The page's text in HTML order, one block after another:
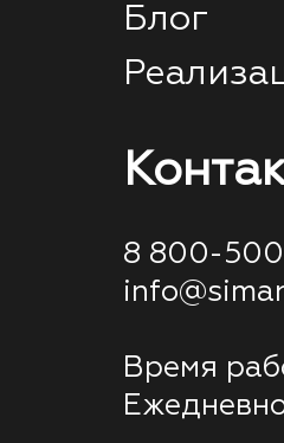
Блог
8 800-
Время